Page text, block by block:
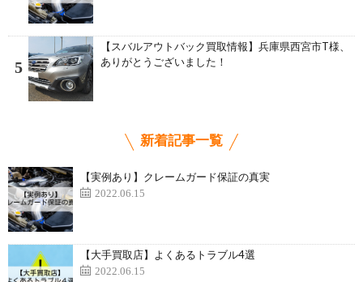
5
【スバルアウトバック買取情報】兵庫県西宮市T様、
ありがとうございました！
新着記事一覧
【実例あり】クレームガード保証の真実
2022.06.15
【大手買取店】よくあるトラブル4選
2022.06.15